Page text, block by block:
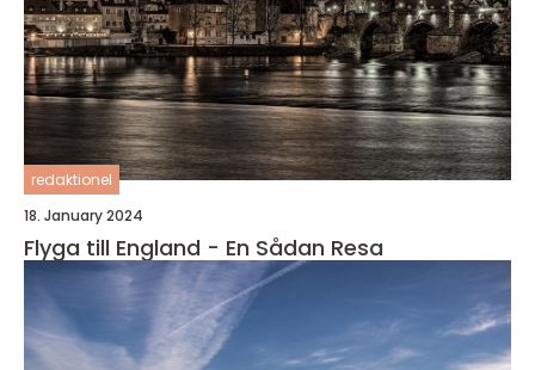
redaktionel
18. January 2024
Flyga till England - En Sådan Resa